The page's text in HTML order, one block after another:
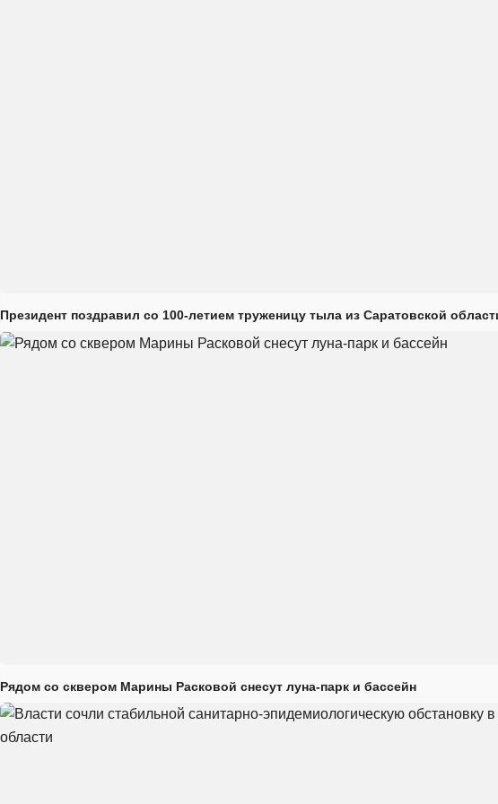
Президент поздравил со 100-летием труженицу тыла из Саратовской
Рядом со сквером Марины Расковой снесут луна-парк и бассейн